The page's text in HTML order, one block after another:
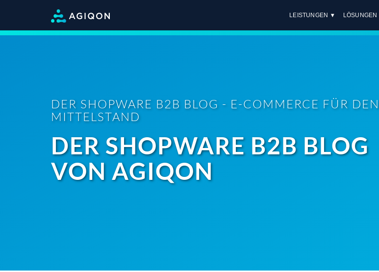
LEISTUNGEN LÖSUNGEN
DER SHOPWARE B2B BLOG - E-COMMERCE FÜR DEN
MITTELSTAND
DER SHOPWARE B2B BLOG
VON AGIQON